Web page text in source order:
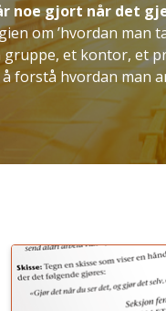
noe gjort når det
om ’hvordan man
gruppe, et kontor, et
forstå hvordan man